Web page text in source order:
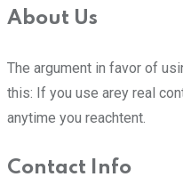
About Us
The argument in favor of
this: If you use arey real
anytime you reachtent.
Contact Info